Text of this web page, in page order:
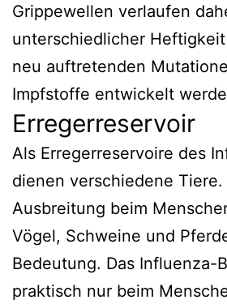
Grippewellen verlaufen
unterschiedlicher
neu auftretenden
Impfstoffe entwickelt
Erregerreservoir
Als Erregerreservoire des
dienen verschiedene Tiere.
Ausbreitung beim
Vögel, Schweine und
Bedeutung. Das Influenza-
praktisch nur beim